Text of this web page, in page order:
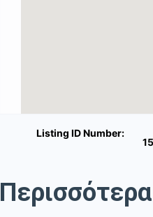
Listing ID Number: